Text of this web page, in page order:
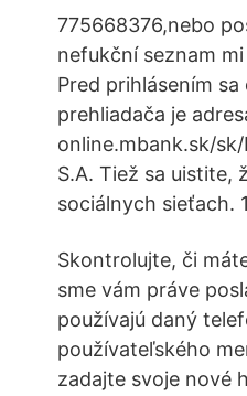
775668376,nebo
nefukční seznam
Pred prihlásením
prehliadača je
online.mbank.sk/
S.A. Tiež sa uistite,
sociálnych sieťach.
Skontrolujte, či
sme vám práve
používajú daný
používateľského
zadajte svoje nové